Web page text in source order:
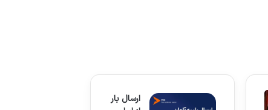
ارسال بار